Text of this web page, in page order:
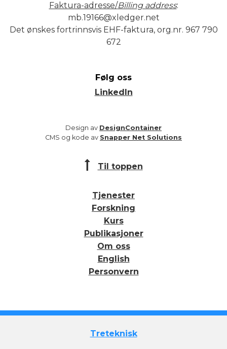
Faktura-adresse/Billing address:
mb.19166@xledger.net
Det ønskes fortrinnsvis EHF-faktura, org.nr. 967 790
672
Følg oss
LinkedIn
Design av DesignContainer
CMS og kode av Snapper Net Solutions
Til toppen
Tjenester
Forskning
Kurs
Publikasjoner
Om oss
English
Personvern
Treteknisk